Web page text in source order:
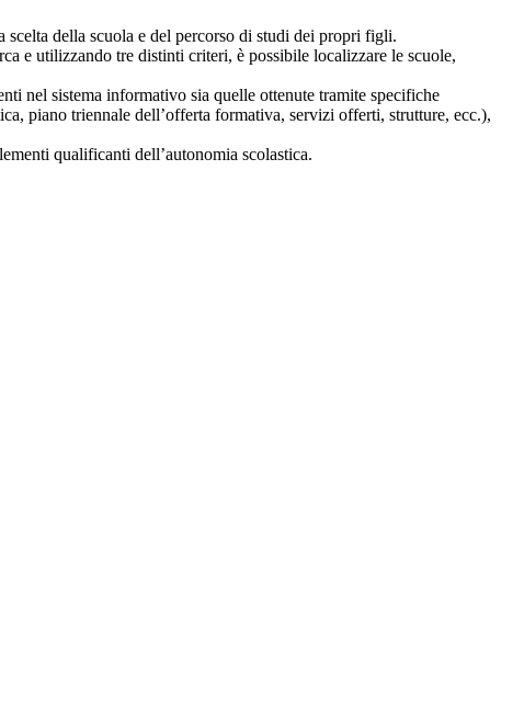
della scuola e del percorso di studi dei propri figli.
e utilizzando tre distinti criteri, è possibile localizzare le scuole,
nel sistema informativo sia quelle ottenute tramite specifiche
piano triennale dell’offerta formativa, servizi offerti, strutture, ecc.),
qualificanti dell’autonomia scolastica.